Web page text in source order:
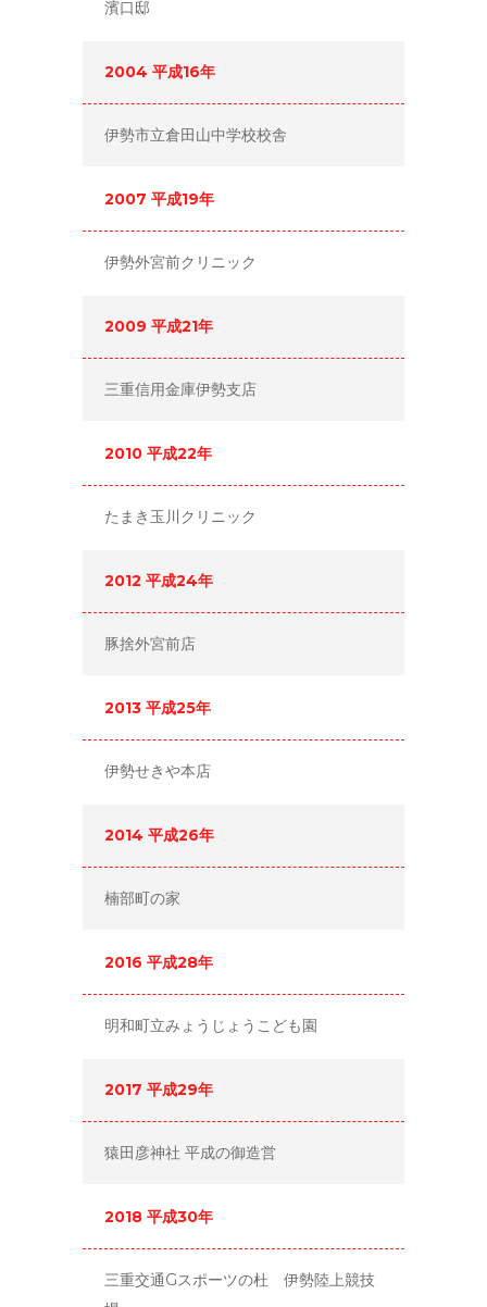
濱口邸
2004 平成16年
伊勢市立倉田山中学校校舎
2007 平成19年
伊勢外宮前クリニック
2009 平成21年
三重信用金庫伊勢支店
2010 平成22年
たまき玉川クリニック
2012 平成24年
豚捨外宮前店
2013 平成25年
伊勢せきや本店
2014 平成26年
楠部町の家
2016 平成28年
明和町立みょうじょうこども園
2017 平成29年
猿田彦神社 平成の御造営
2018 平成30年
三重交通Gスポーツの杜 伊勢陸上競技